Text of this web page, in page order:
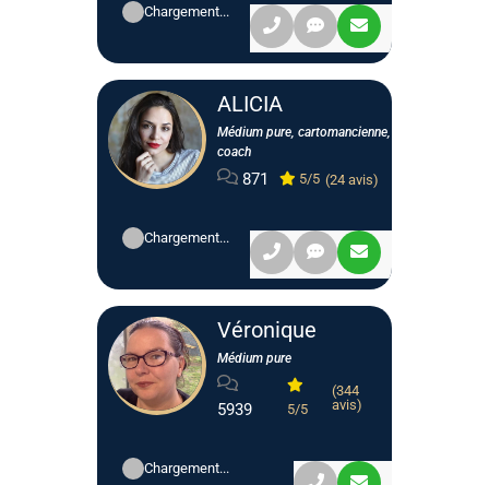
Chargement...
ALICIA
Médium pure, cartomancienne,
coach
871 5/5 (24 avis)
Chargement...
Véronique
Médium pure
5939 5/5
(344
avis)
Chargement...